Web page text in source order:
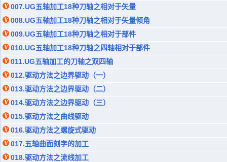
007.UG五轴加工18种刀轴之相对于矢量
008.UG五轴加工18种刀轴之相对于矢量倾角
009.UG五轴加工18种刀轴之相对于部件
010.UG五轴加工18种刀轴之四轴相对于部件
011.UG五轴加工的刀轴之双四轴
012.驱动方法之边界驱动（一）
013.驱动方法之边界驱动（二）
014.驱动方法之边界驱动（三）
015.驱动方法之曲线驱动
016.驱动方法之螺旋式驱动
017.五轴曲面刻字的加工
018.驱动方法之流线加工